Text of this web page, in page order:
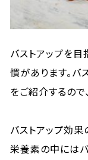
バストアップを
慣があります。
をご紹介するので
バストアップ効
栄養素の中には